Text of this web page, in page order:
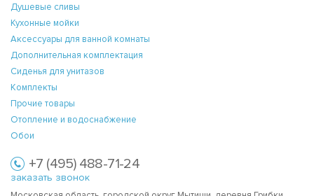
Душевые сливы
Кухонные мойки
Аксессуары для ванной комнаты
Дополнительная комплектация
Сиденья для унитазов
Комплекты
Прочие товары
Отопление и водоснабжение
Обои
+7 (495) 488-71-24
заказать звонок